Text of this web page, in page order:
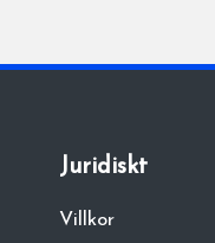
Juridiskt
Villkor